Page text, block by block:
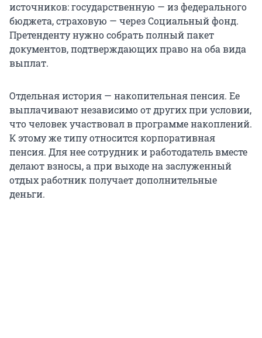
источников: государственную — из федерального
бюджета, страховую — через Социальный фонд.
Претенденту нужно собрать полный пакет
документов, подтверждающих право на оба вида
выплат.
Отдельная история — накопительная пенсия. Ее
выплачивают независимо от других при условии,
что человек участвовал в программе накоплений.
К этому же типу относится корпоративная
пенсия. Для нее сотрудник и работодатель вместе
делают взносы, а при выходе на заслуженный
отдых работник получает дополнительные
деньги.